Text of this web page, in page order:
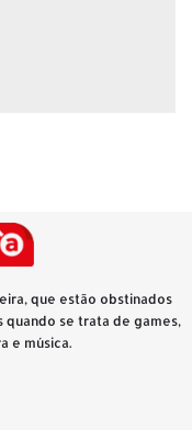
que estão obstinados
quando se trata de games,
e música.